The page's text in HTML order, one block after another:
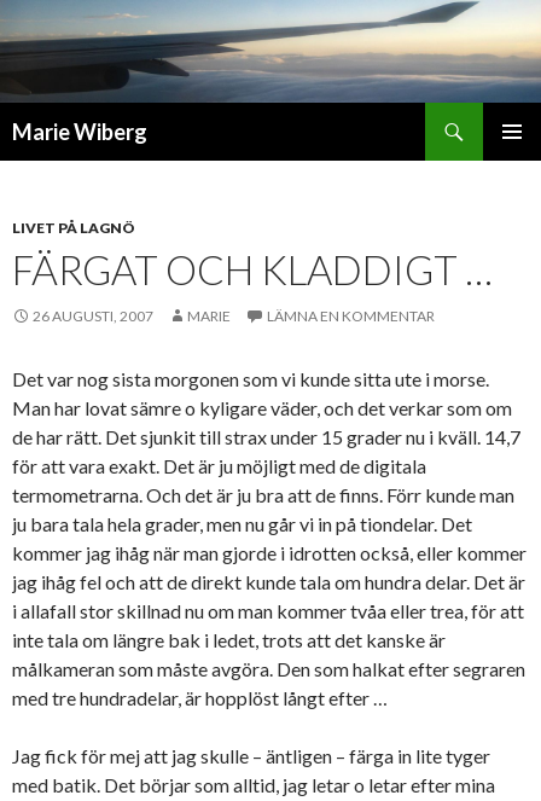
Marie Wiberg
LIVET PÅ LAGNÖ
FÄRGAT OCH KLADDIGT …
26 AUGUSTI, 2007 MARIE LÄMNA EN KOMMENTAR
Det var nog sista morgonen som vi kunde sitta ute i morse.
Man har lovat sämre o kyligare väder, och det verkar som om
de har rätt. Det sjunkit till strax under 15 grader nu i kväll. 14,7
för att vara exakt. Det är ju möjligt med de digitala
termometrarna. Och det är ju bra att de finns. Förr kunde man
ju bara tala hela grader, men nu går vi in på tiondelar. Det
kommer jag ihåg när man gjorde i idrotten också, eller kommer
jag ihåg fel och att de direkt kunde tala om hundra delar. Det är
i allafall stor skillnad nu om man kommer tvåa eller trea, för att
inte tala om längre bak i ledet, trots att det kanske är
målkameran som måste avgöra. Den som halkat efter segraren
med tre hundradelar, är hopplöst långt efter …
Jag fick för mej att jag skulle – äntligen – färga in lite tyger
med batik. Det börjar som alltid, jag letar o letar efter mina